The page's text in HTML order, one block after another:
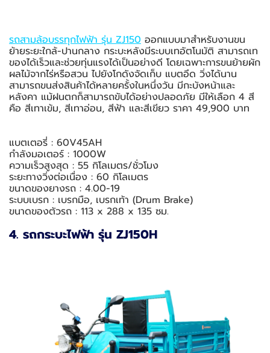
รถสามล้อบรรทุกไฟฟ้า รุ่น ZJ150 ออกแบบมาสำหรับงานขน
ย้ายระยะใกล้-ปานกลาง กระบะหลังมีระบบเทอัตโนมัติ สามารถเท
ของได้เร็วและช่วยทุ่นแรงได้เป็นอย่างดี โดยเฉพาะการขนย้ายผัก
ผลไม้จากไร่หรือสวน ไปยังโกดังจัดเก็บ แบตอึด วิ่งได้นาน
สามารถขนส่งสินค้าได้หลายครั้งในหนึ่งวัน มีกะบังหน้าและ
หลังคา แม้ฝนตกก็สามารถขับได้อย่างปลอดภัย มีให้เลือก 4 สี
คือ สีเทาเข้ม, สีเทาอ่อน, สีฟ้า และสีเขียว ราคา 49,900 บาท
แบตเตอรี่ : 60V45AH
กำลังมอเตอร์ : 1000W
ความเร็วสูงสุด : 55 กิโลเมตร/ชั่วโมง
ระยะทางวิ่งต่อเนื่อง : 60 กิโลเมตร
ขนาดของยางรถ : 4.00-19
ระบบเบรก : เบรกมือ, เบรกเท้า (Drum Brake)
ขนาดของตัวรถ : 113 x 288 x 135 ซม.
4. รถกระบะไฟฟ้า รุ่น ZJ150H